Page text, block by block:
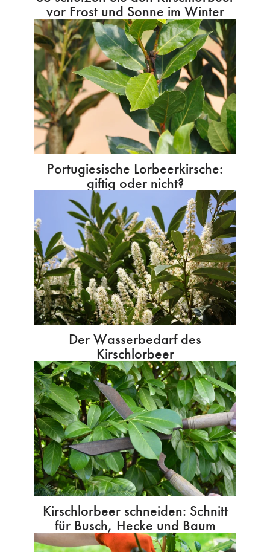
vor Frost und Sonne im Winter
Portugiesische Lorbeerkirsche:
giftig oder nicht?
Der Wasserbedarf des
Kirschlorbeer
Kirschlorbeer schneiden: Schnitt
für Busch, Hecke und Baum